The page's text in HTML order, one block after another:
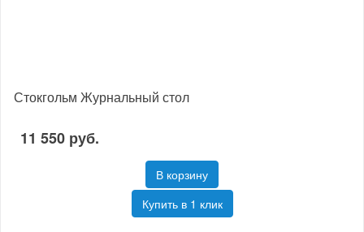
Стокгольм Журнальный стол
11 550 руб.
В корзину
Купить в 1 клик